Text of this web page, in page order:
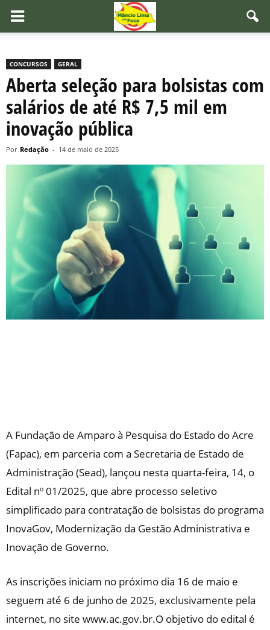
CONCURSOS GERAL
Aberta seleção para bolsistas com
salários de até R$ 7,5 mil em
inovação pública
Por Redação - 14 de maio de 2025
A Fundação de Amparo à Pesquisa do Estado do Acre
(Fapac), em parceria com a Secretaria de Estado de
Administração (Sead), lançou nesta quarta-feira, 14, o
Edital nº 01/2025, que abre processo seletivo
simplificado para contratação de bolsistas do programa
InovaGov, Modernização da Gestão Administrativa e
Inovação de Governo.
As inscrições iniciam no próximo dia 16 de maio e
seguem até 6 de junho de 2025, exclusivamente pela
internet, no site www.ac.gov.br.O objetivo do edital é